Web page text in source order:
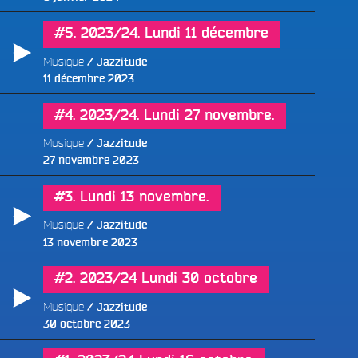
#5. 2023/24. Lundi 11 décembre
Musique
Jazzitude
Publié
11 décembre 2023
#4. 2023/24. Lundi 27 novembre.
Musique
Jazzitude
Publié
27 novembre 2023
#3. Lundi 13 novembre.
Musique
Jazzitude
Publié
13 novembre 2023
#2. 2023/24 Lundi 30 octobre
Musique
Jazzitude
Publié
30 octobre 2023